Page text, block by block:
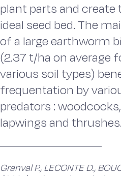
plant parts and create
ideal seed bed. The
of a large earthworm
(2.37 t/ha on average
various soil types)
frequentation by
predators :
lapwings and thrushes.
Granval P., LECONTE D.,